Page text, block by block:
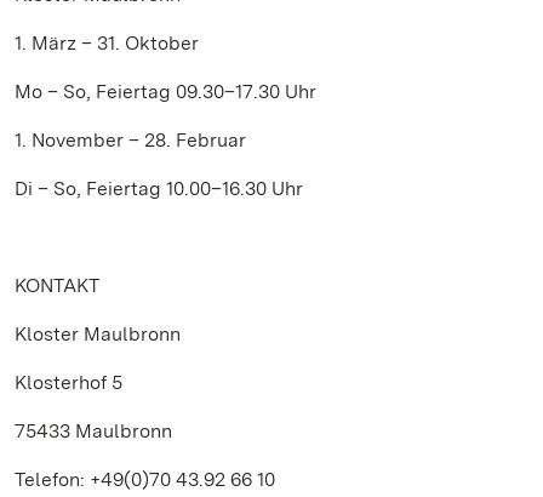
1. März – 31. Oktober
Mo – So, Feiertag 09.30–17.30 Uhr
1. November – 28. Februar
Di – So, Feiertag 10.00–16.30 Uhr
KONTAKT
Kloster Maulbronn
Klosterhof 5
75433 Maulbronn
Telefon: +49(0)70 43.92 66 10